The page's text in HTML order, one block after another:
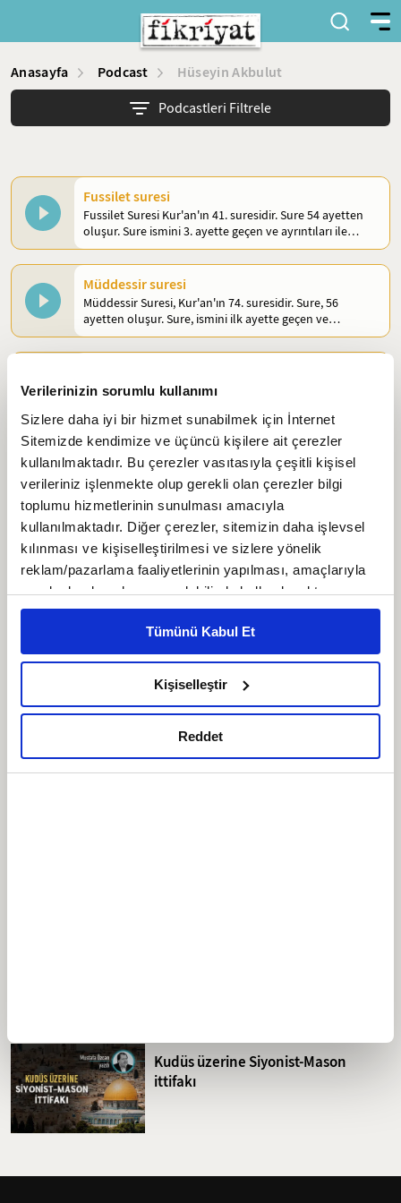
Verilerinizin sorumlu kullanımı
Sizlere daha iyi bir hizmet sunabilmek için İnternet
Sitemizde kendimize ve üçüncü kişilere ait çerezler
kullanılmaktadır. Bu çerezler vasıtasıyla çeşitli kişisel
verileriniz işlenmekte olup gerekli olan çerezler bilgi
toplumu hizmetlerinin sunulması amacıyla
kullanılmaktadır. Diğer çerezler, sitemizin daha işlevsel
kılınması ve kişiselleştirilmesi ve sizlere yönelik
reklam/pazarlama faaliyetlerinin yapılması, amaçlarıyla
sınırlı olarak açık rızanız dahilinde kullanılacaktır.
Çerezlere ilişkin tercihlerinizi çerez paneli vasıtasıyla
belirleyebilirsiniz. Çerezlere ilişkin detaylı bilgi için
Ayarlar butonuna tıklayabilir,Çerez Bilgilendirme
Metnimizi ziyaret edebilirsiniz.
hazırlanmış olan İnternet Sitesi Aydınlatma Metnimizi
okumak ve sitemizi ziyaretiniz kapsamında
gerçekleştirilen veri işleme faaliyetleri ile ilgili daha
Tümünü Kabul Et
Kişiselleştir
Reddet
Anasayfa Podcast Hüseyin Akbulut
Podcastleri Filtrele
Fussilet suresi
Fussilet Suresi Kur'an'ın 41. suresidir. Sure 54 ayetten
oluşur. Sure ismini 3. ayette geçen ve ayrıntıları ile
açıklandı anlamına gelen “fussilet” kelimesinden alır.
Müddessir suresi
Müddessir Suresi, Kur'an'ın 74. suresidir. Sure, 56
ayetten oluşur. Sure, ismini ilk ayette geçen ve
"örtüsüne bürünen" anlamına gelen "el-Müddessir"
kelimesinden almıştır.
Tahrim Suresi, Kur'an'ın 66. suresidir. Sure 12 ayetten
bazı yiyecekleri kendisine yasaklamasını anlatan 1.
ayetten alır.
FİKRİYAT GÜNDEM Tümü
Kuzey Kıbrıs'ta siyonizm tehdidi
hapishaneleri
Mohammed Omer'in kaleminden
Arasında Gazze
Kudüs üzerine Siyonist-Mason
ittifakı